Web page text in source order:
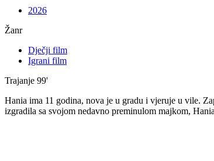
2026
Žanr
Dječji film
Igrani film
Trajanje 99'
Hania ima 11 godina, nova je u gradu i vjeruje u vile.
izgradila sa svojom nedavno preminulom majkom,